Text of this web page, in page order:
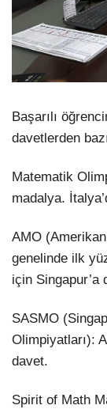
Başarılı
davetlerden
Matematik
madalya.
AMO
genelinde ilk
için Singapur’a
SASMO
Olimpiyatları):
davet.
Spirit of Math